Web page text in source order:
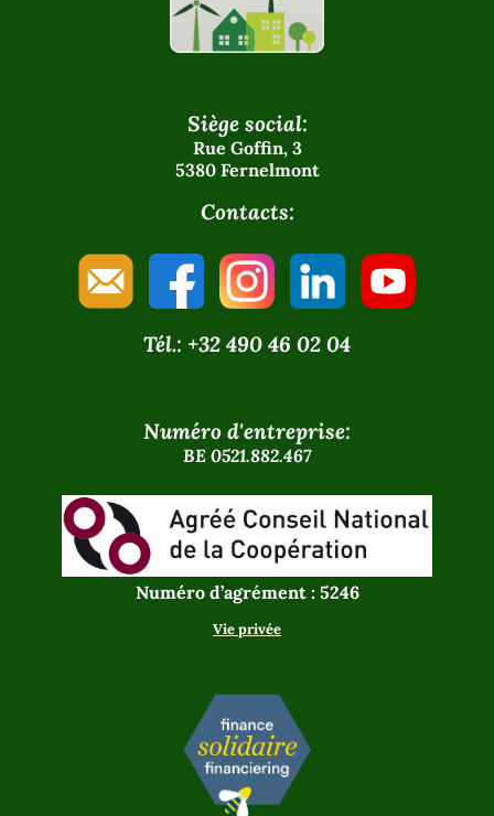
Siège social:
Rue Goffin, 3
5380 Fernelmont
Contacts:
Tél.: +32 490 46 02 04
Numéro d'entreprise:
BE 0521.882.467
Numéro d’agrément : 5246
Vie privée